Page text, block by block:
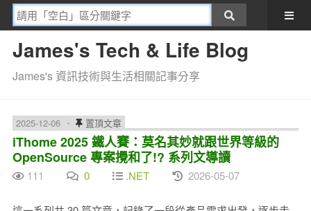
James's Tech & Life Blog
James's 資訊技術與生活相關記事分享
2025-12-06 置頂文章
iThome 2025 鐵人賽：莫名其妙就跟世界等級的
OpenSource 專案攪和了!? 系列文導讀
111 0 .NET 2026-05-07